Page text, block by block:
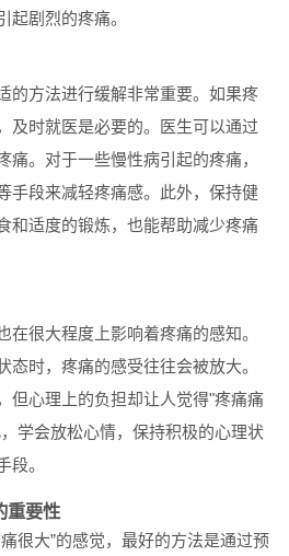
起剧烈的疼痛。
的方法进行缓解非常重要。如果疼
及时就医是必要的。医生可以通过
痛。对于一些慢性病引起的疼痛，
手段来减轻疼痛感。此外，保持健
和适度的锻炼，也能帮助减少疼痛
在很大程度上影响着疼痛的感知。
态时，疼痛的感受往往会被放大。
但心理上的负担却让人觉得"疼痛痛
学会放松心情，保持积极的心理状
段。
重要性
很大”的感觉，最好的方法是通过预